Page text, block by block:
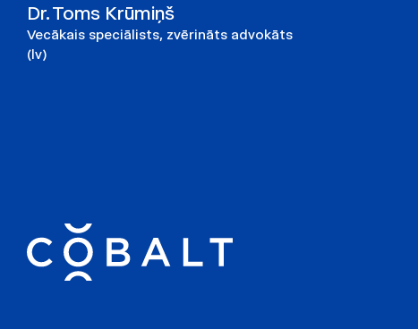
Dr. Toms Krūmiņš
Vecākais speciālists, zvērināts advokāts
(lv)